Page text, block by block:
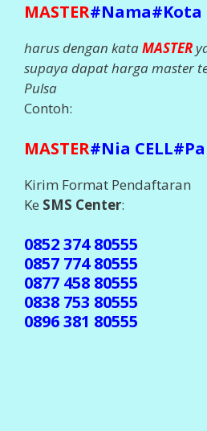
MASTER#Nama#Kota
harus dengan kataMASTER
supaya dapat harga master
Pulsa
Contoh:
MASTER#Nia
Kirim Format Pendaftaran
Ke SMS Center:
0852 374 80555
0857 774 80555
0877 458 80555
0838 753 80555
0896 381 80555